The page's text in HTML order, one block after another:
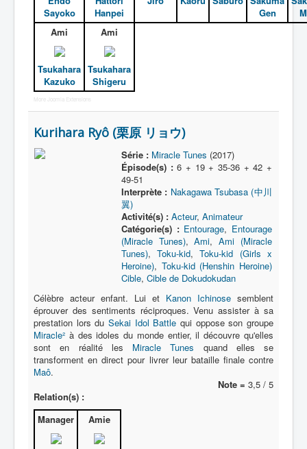
Sayoko
Hanpei
Gen
Ami
Tsukahara
Kazuko
Ami
Tsukahara
Shigeru
More Joomla Extensions
Kurihara Ryô (栗原 リョウ)
Série : Miracle Tunes (2017)
Épisode(s) :6 + 19 + 35-36 + 42 +
49-51
Interprète : Nakagawa Tsubasa (中川
翼)
Activité(s) : Acteur, Animateur
Catégorie(s) : Entourage, Entourage
(Miracle Tunes),Ami,Ami (Miracle
Tunes),Toku-kid,Toku-kid (Girls x
Heroine), Toku-kid (Henshin Heroine)
Cible, Cible de Dokudokudan
Célèbre acteur enfant. Lui et Kanon Ichinose semblent
éprouver des sentiments réciproques. Venu assister à sa
prestation lors du Sekai Idol Battle qui oppose son groupe
Miracle² à des idoles du monde entier, il découvre qu'elles
sont en réalité les Miracle Tunes quand elles se
transforment en direct pour livrer leur bataille finale contre
Maô.
Note = 3,5 / 5
Relation(s) :
Manager
Amie